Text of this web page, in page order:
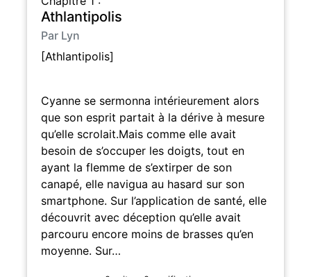
Athlantipolis
Par Lyn
[Athlantipolis]
Cyanne se sermonna intérieurement alors
que son esprit partait à la dérive à mesure
qu’elle scrolait.Mais comme elle avait
besoin de s’occuper les doigts, tout en
ayant la flemme de s’extirper de son
canapé, elle navigua au hasard sur son
smartphone. Sur l’application de santé, elle
découvrit avec déception qu’elle avait
parcouru encore moins de brasses qu’en
moyenne. Sur…